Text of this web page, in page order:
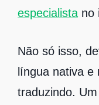
especialista no
Não só isso,
língua nativa e
traduzindo.